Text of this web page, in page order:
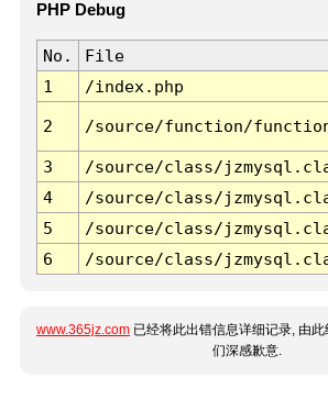
PHP Debug
No. File
1
/index.php
2 /source/function/
3 /source/class/
4
/source/class/
5
/source/class/
6
/source/class/
www.365jz.com 已经将此出错信息详细记录, 由
们深感歉意.